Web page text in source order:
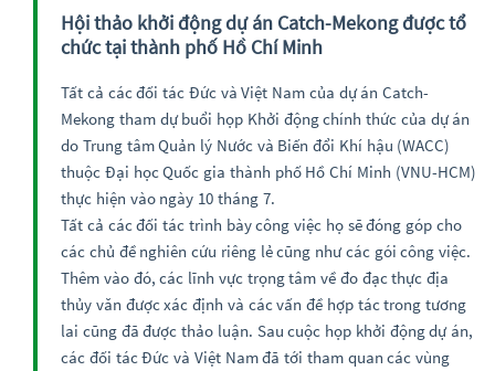
Hội thảo khởi động dự án Catch-Mekong được tổ
chức tại thành phố Hồ Chí Minh
Tất cả các đối tác Đức và Việt Nam của dự án Catch-
Mekong tham dự buổi họp Khởi động chính thức của dự án
do Trung tâm Quản lý Nước và Biến đổi Khí hậu (WACC)
thuộc Đại học Quốc gia thành phố Hồ Chí Minh (VNU-HCM)
thực hiện vào ngày 10 tháng 7.
Tất cả các đối tác trình bày công việc họ sẽ đóng góp cho
các chủ đề nghiên cứu riêng lẻ cũng như các gói công việc.
Thêm vào đó, các lĩnh vực trọng tâm về đo đạc thực địa
thủy văn được xác định và các vấn đề hợp tác trong tương
lai cũng đã được thảo luận. Sau cuộc họp khởi động dự án,
các đối tác Đức và Việt Nam đã tới tham quan các vùng